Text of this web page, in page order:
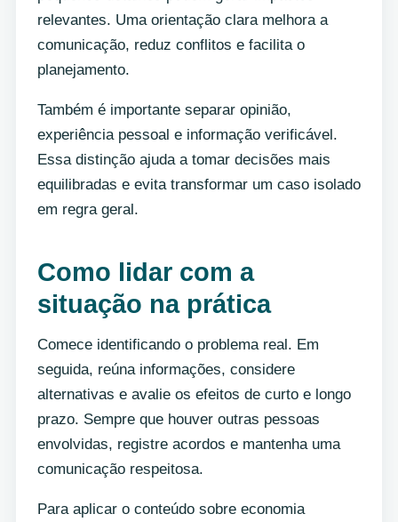
relevantes. Uma orientação clara melhora a
comunicação, reduz conflitos e facilita o
planejamento.
Também é importante separar opinião,
experiência pessoal e informação verificável.
Essa distinção ajuda a tomar decisões mais
equilibradas e evita transformar um caso isolado
em regra geral.
Como lidar com a
situação na prática
Comece identificando o problema real. Em
seguida, reúna informações, considere
alternativas e avalie os efeitos de curto e longo
prazo. Sempre que houver outras pessoas
envolvidas, registre acordos e mantenha uma
comunicação respeitosa.
Para aplicar o conteúdo sobre economia